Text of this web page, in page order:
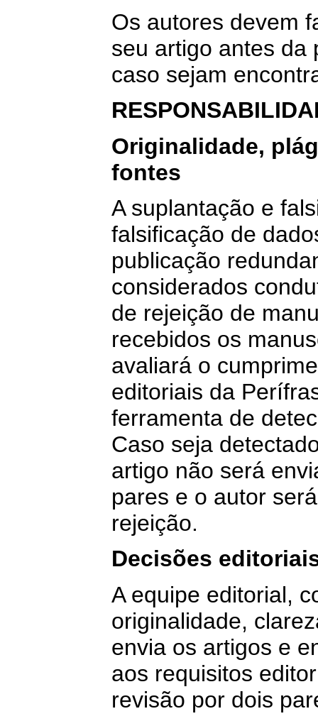
Os autores devem
seu artigo antes da
caso sejam
Originalidade,
fontes
A suplantação e
falsificação de
publicação
considerados
de rejeição de
recebidos os
avaliará o
editoriais da
ferramenta de
Caso seja
artigo não será
pares e o autor
rejeição.
Decisões
A equipe editorial,
originalidade,
envia os artigos e
aos requisitos
revisão por dois